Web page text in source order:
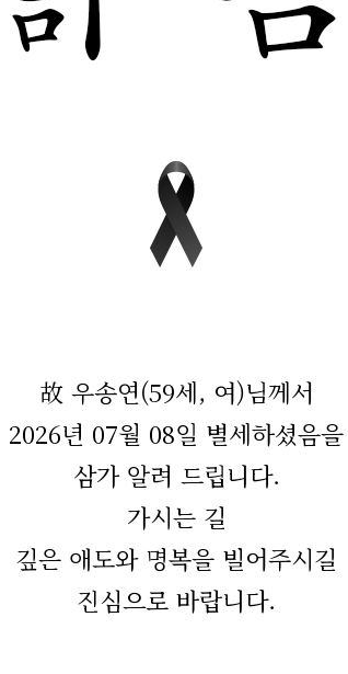
故 우송연(59세, 여)님께서
2026년 07월 08일 별세하셨음을
삼가 알려 드립니다.
가시는 길
깊은 애도와 명복을 빌어주시길
진심으로 바랍니다.